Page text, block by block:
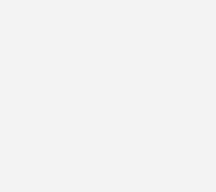
Aschekasten reduziert den
ermöglicht eine Ascheentleerung
tägliche Eingriffe im Feuerraum.
trägt außerdem dazu bei,
und die Sicht auf die Flamme